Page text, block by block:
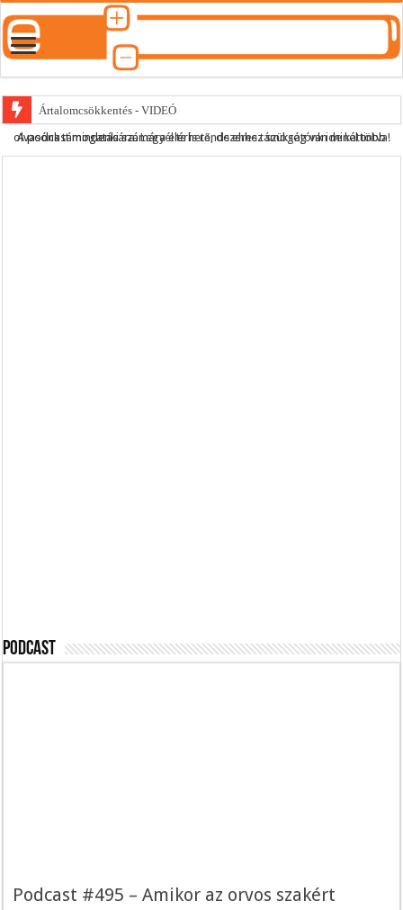
Ártalomcsökkentés - VIDEÓ
E-cigi használati szokások 2.0
A podcast mindenki számára elérhető, de ehhez szükség van minél több olvasónk támogatására.Legyél te is rendszeres támogatónk ide kattintva!
Podcast
Podcast #495 – Amikor az orvos szakért